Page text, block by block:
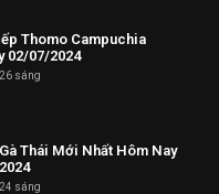
Thomo Campuchia
02/07/2024
sáng
Thái Mới Nhất Hôm Nay
sáng